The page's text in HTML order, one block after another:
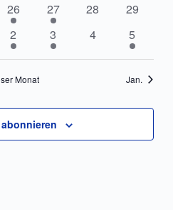
1
Veranstaltung
26
3
Veranstaltungen
27
0
28
0
29
1
Veranstaltung
2
7
Veranstaltungen
3
0
Veranstaltungen
4
1
5
Monat Jan.